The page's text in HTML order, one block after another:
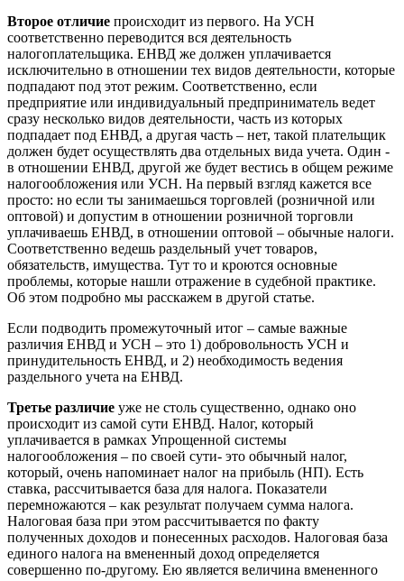
Второе отличие происходит из первого. На УСН
соответственно переводится вся деятельность
налогоплательщика. ЕНВД же должен уплачивается
исключительно в отношении тех видов деятельности, которые
подпадают под этот режим. Соответственно, если
предприятие или индивидуальный предприниматель ведет
сразу несколько видов деятельности, часть из которых
подпадает под ЕНВД, а другая часть – нет, такой плательщик
должен будет осуществлять два отдельных вида учета. Один -
в отношении ЕНВД, другой же будет вестись в общем режиме
налогообложения или УСН. На первый взгляд кажется все
просто: но если ты занимаешься торговлей (розничной или
оптовой) и допустим в отношении розничной торговли
уплачиваешь ЕНВД, в отношении оптовой – обычные налоги.
Соответственно ведешь раздельный учет товаров,
обязательств, имущества. Тут то и кроются основные
проблемы, которые нашли отражение в судебной практике.
Об этом подробно мы расскажем в другой статье.
Если подводить промежуточный итог – самые важные
различия ЕНВД и УСН – это 1) добровольность УСН и
принудительность ЕНВД, и 2) необходимость ведения
раздельного учета на ЕНВД.
Третье различие уже не столь существенно, однако оно
происходит из самой сути ЕНВД. Налог, который
уплачивается в рамках Упрощенной системы
налогообложения – по своей сути- это обычный налог,
который, очень напоминает налог на прибыль (НП). Есть
ставка, рассчитывается база для налога. Показатели
перемножаются – как результат получаем сумма налога.
Налоговая база при этом рассчитывается по факту
полученных доходов и понесенных расходов. Налоговая база
единого налога на вмененный доход определяется
совершенно по-другому. Ею является величина вмененного